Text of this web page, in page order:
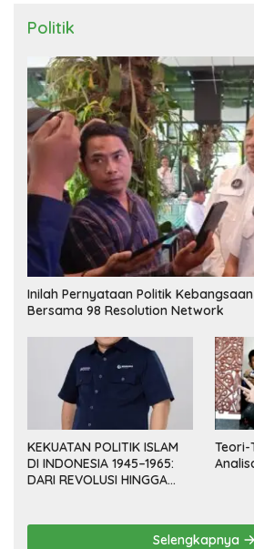
Politik
Inilah Pernyataan Politik
Bersama 98 Resolution Network
KEKUATAN POLITIK ISLAM
DI INDONESIA 1945–1965:
DARI REVOLUSI HINGGA
Teori-
Selengkapnya